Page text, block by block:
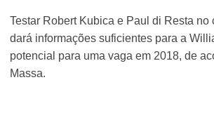
Testar Robert Kubica e Paul di Resta no
dará informações suficientes para a
potencial para uma vaga em 2018, de
Massa.